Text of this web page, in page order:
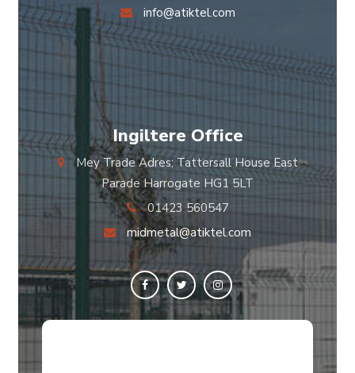
info@atiktel.com
Ingiltere Office
Mey Trade Adres; Tattersall House East
Parade Harrogate HG1 5LT
01423 560547
midmetal@atiktel.com